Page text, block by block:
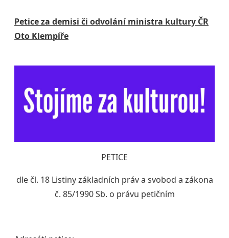
Petice za demisi či odvolání ministra kultury ČR
Oto Klempíře
PETICE
dle čl. 18 Listiny základních práv a svobod a zákona
č. 85/1990 Sb. o právu petičním